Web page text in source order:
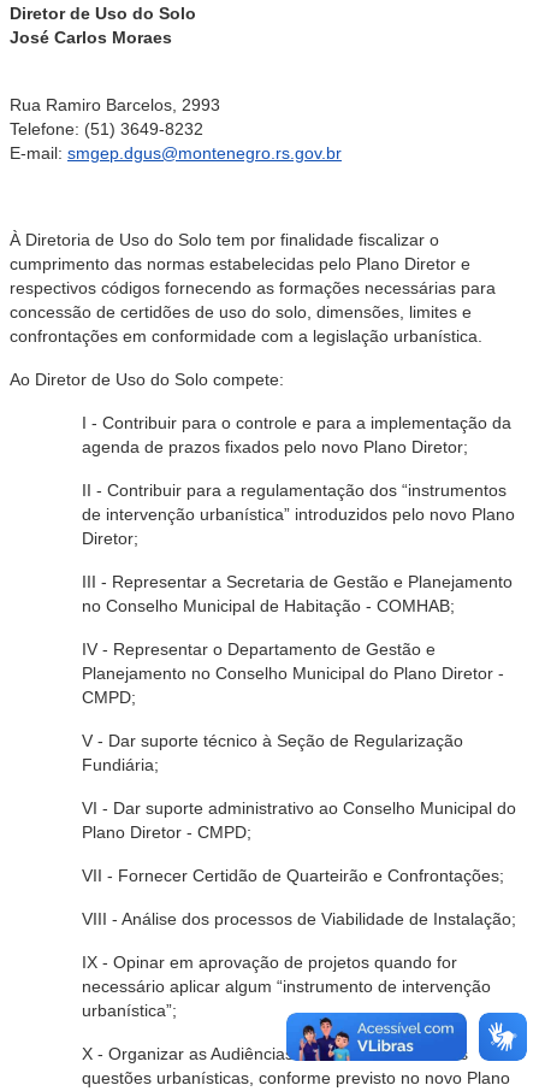
Diretor de Uso do Solo
José Carlos Moraes
Rua Ramiro Barcelos, 2993
Telefone: (51) 3649-8232
E-mail: smgep.dgus@montenegro.rs.gov.br
À Diretoria de Uso do Solo tem por finalidade fiscalizar o
cumprimento das normas estabelecidas pelo Plano Diretor e
respectivos códigos fornecendo as formações necessárias para
concessão de certidões de uso do solo, dimensões, limites e
confrontações em conformidade com a legislação urbanística.
Ao Diretor de Uso do Solo compete:
I - Contribuir para o controle e para a implementação da
agenda de prazos fixados pelo novo Plano Diretor;
II - Contribuir para a regulamentação dos “instrumentos
de intervenção urbanística” introduzidos pelo novo Plano
Diretor;
III - Representar a Secretaria de Gestão e Planejamento
no Conselho Municipal de Habitação - COMHAB;
IV - Representar o Departamento de Gestão e
Planejamento no Conselho Municipal do Plano Diretor -
CMPD;
V - Dar suporte técnico à Seção de Regularização
Fundiária;
VI - Dar suporte administrativo ao Conselho Municipal do
Plano Diretor - CMPD;
VII - Fornecer Certidão de Quarteirão e Confrontações;
VIII - Análise dos processos de Viabilidade de Instalação;
IX - Opinar em aprovação de projetos quando for
necessário aplicar algum “instrumento de intervenção
urbanística”;
X - Organizar as Audiências Públicas referentes às
questões urbanísticas, conforme previsto no novo Plano